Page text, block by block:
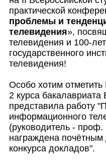
практической
проблемы и
телевидения»,
телевидения и 100-
государственного
телевидения!
Особо хотим
2 курса
представила работу
информационного
(руководитель -
награждена
конкурса докладов".